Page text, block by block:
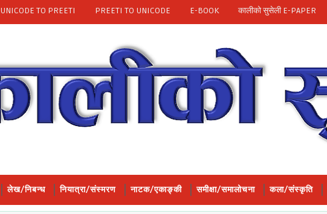
UNICODE TO PREETI PREETI TO UNICODE E-BOOK कालीको सुसेली E-PAPER
लेख/निबन्ध नियात्रा/संस्मरण नाटक/एकाङ्की समीक्षा/समालोचना कला/संस्कृति